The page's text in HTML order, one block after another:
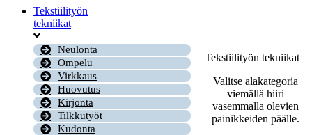
Tekstiilityön
tekniikat
Neulonta
Ompelu
Virkkaus
Huovutus
Kirjonta
Tilkkutyöt
Kudonta
Tekstiilityön tekniikat
Valitse alakategoria
viemällä hiiri
vasemmalla olevien
painikkeiden päälle.